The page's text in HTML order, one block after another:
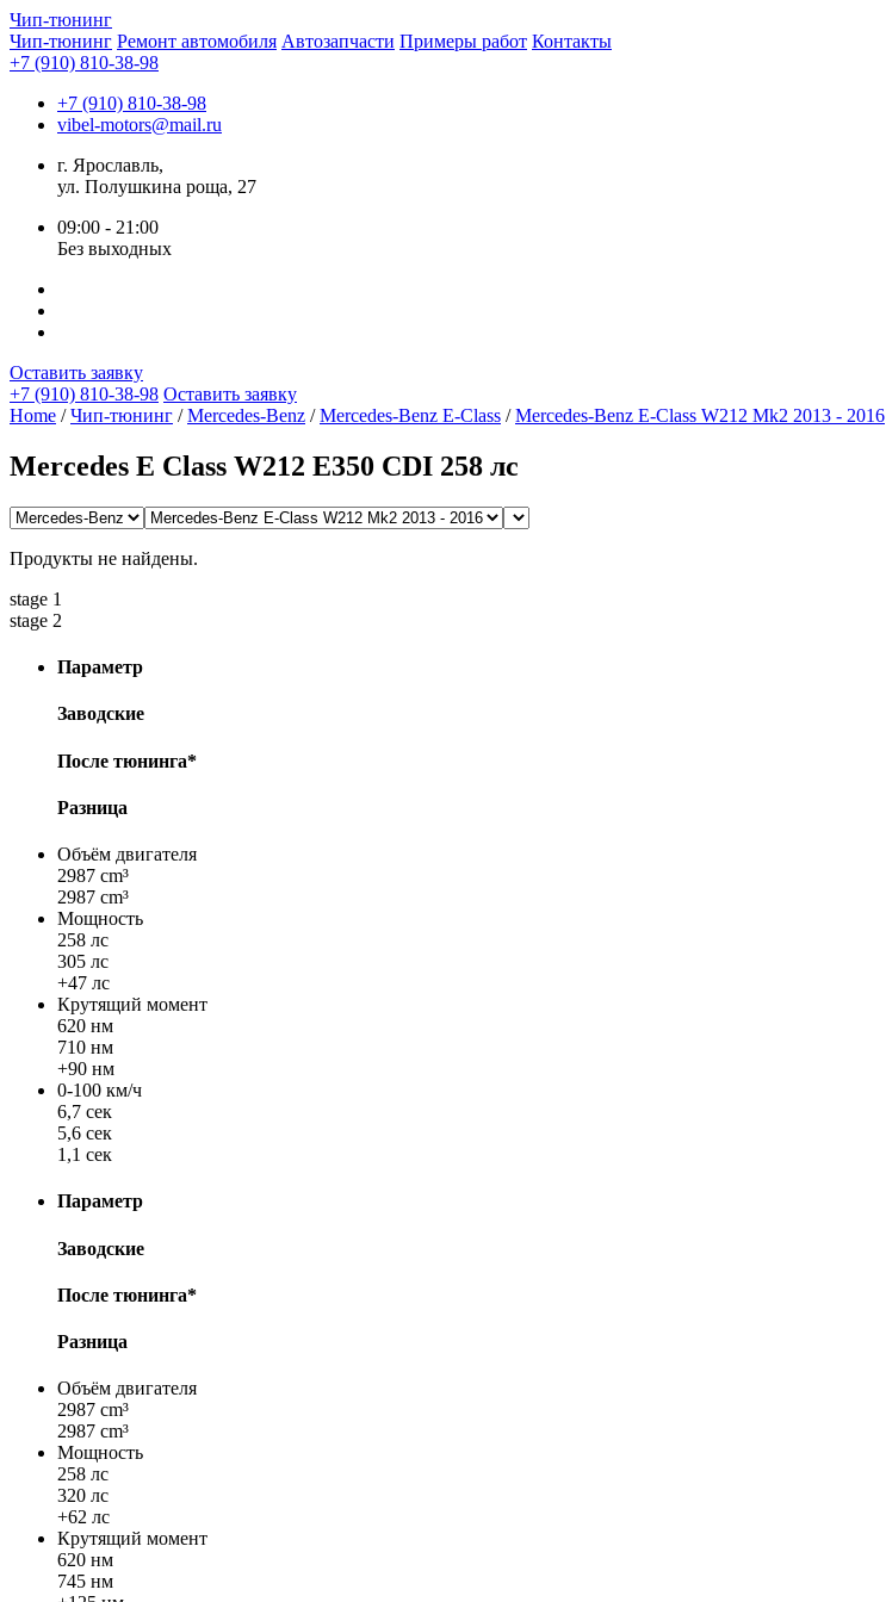
Чип-тюнинг
Чип-тюнинг Ремонт автомобиля Автозапчасти Примеры работ Контакты
+7 (910) 810-38-98
+7 (910) 810-38-98
vibel-motors@mail.ru
г. Ярославль,
ул. Полушкина роща, 27
09:00 - 21:00
Без выходных
Оставить заявку
+7 (910) 810-38-98 Оставить заявку
Home /Чип-тюнинг /Mercedes-Benz /Mercedes-Benz E-Class /Mercedes-Benz E-Class W212 Mk2 2013 - 2016
Mercedes E Class W212 E350 CDI 258 лс
Продукты не найдены.
stage 1
stage 2
Параметр
Заводские
После тюнинга*
Разница
Объём двигателя
2987 cm³
2987 cm³
Мощность
258 лс
305 лс
+47 лс
Крутящий момент
620 нм
710 нм
+90 нм
0-100 км/ч
6,7 сек
5,6 сек
1,1 сек
Параметр
Заводские
После тюнинга*
Разница
Объём двигателя
2987 cm³
2987 cm³
Мощность
258 лс
320 лс
+62 лс
Крутящий момент
620 нм
745 нм